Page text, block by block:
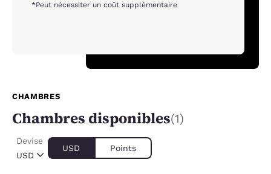
*Peut nécessiter un coût supplémentaire
CHAMBRES
Chambres disponibles(1)
USD
Devise
USD Points